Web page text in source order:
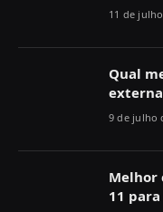
11 de
Qual
9 de julho
Melhor
11